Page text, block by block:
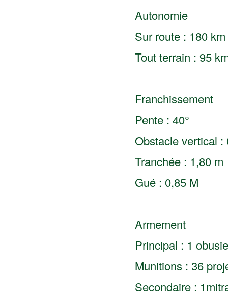
Autonomie
Sur route : 180 km
Tout terrain : 95
Franchissement
Pente : 40°
Obstacle vertical :
Tranchée : 1,80 m
Gué : 0,85 M
Armement
Principal : 1
Munitions : 36
Secondaire :